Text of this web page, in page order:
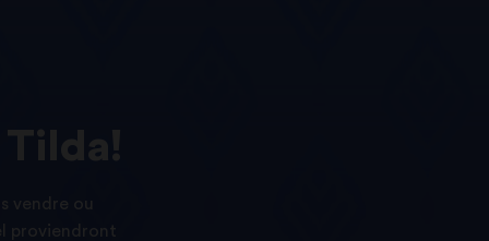
Tilda!
vendre ou
proviendront